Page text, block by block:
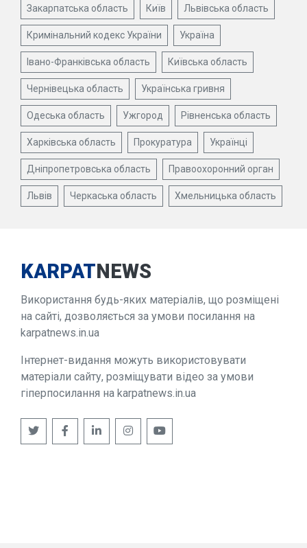
Закарпатська область Київ Львівська область
Кримінальний кодекс України Україна
Івано-Франківська область Київська область
Чернівецька область Українська гривня
Одеська область Ужгород Рівненська область
Харківська область Прокуратура Українці
Дніпропетровська область Правоохоронний орган
Львів Черкаська область Хмельницька область
KARPATNEWS
Використання будь-яких матеріалів, що розміщені
на сайті, дозволяється за умови посилання на
karpatnews.in.ua
Інтернет-видання можуть використовувати
матеріали сайту, розміщувати відео за умови
гіперпосилання на karpatnews.in.ua